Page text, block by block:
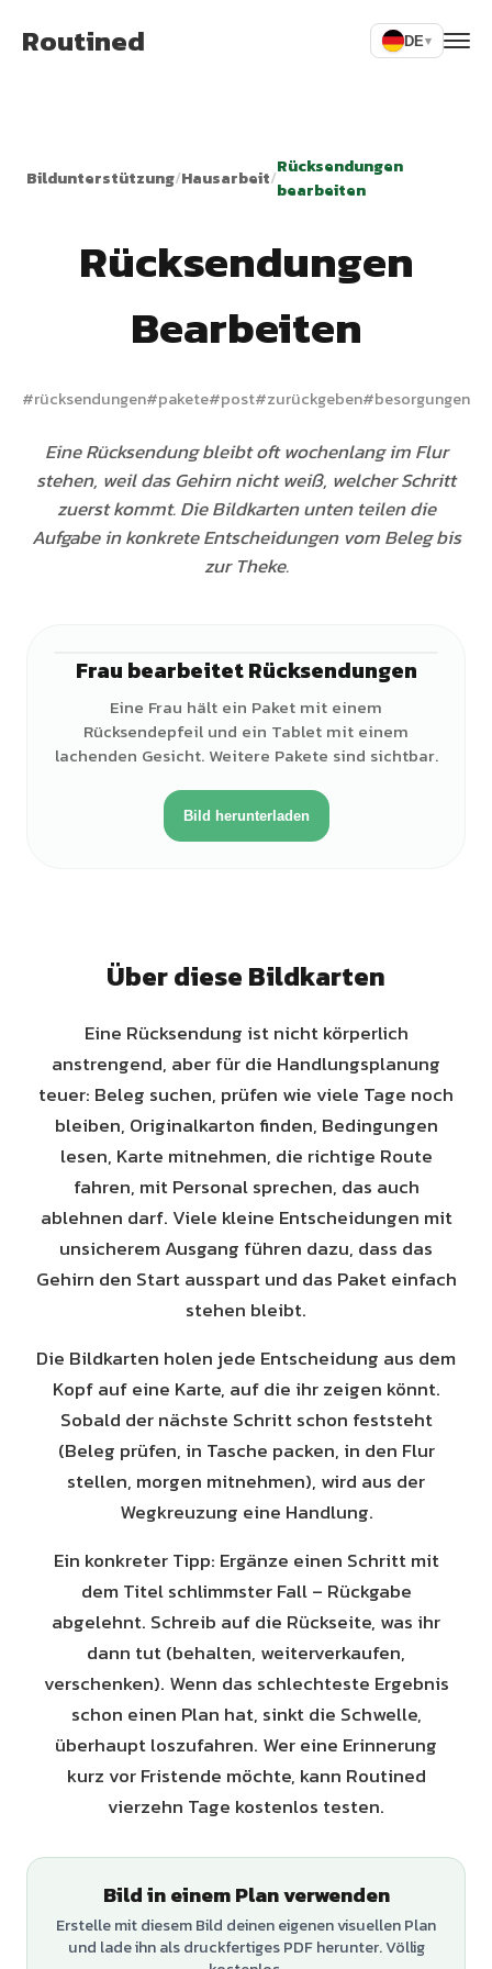
Routined DE▾
Bildunterstützung/Hausarbeit/Rücksendungen
bearbeiten
Rücksendungen
Bearbeiten
#rücksendungen#pakete#post#zurückgeben#besorgungen
Eine Rücksendung bleibt oft wochenlang im Flur
stehen, weil das Gehirn nicht weiß, welcher Schritt
zuerst kommt. Die Bildkarten unten teilen die
Aufgabe in konkrete Entscheidungen vom Beleg bis
zur Theke.
♀
Frau bearbeitet Rücksendungen
Eine Frau hält ein Paket mit einem
Rücksendepfeil und ein Tablet mit einem
lachenden Gesicht. Weitere Pakete sind sichtbar.
Bild herunterladen
Über diese Bildkarten
Eine Rücksendung ist nicht körperlich
anstrengend, aber für die Handlungsplanung
teuer: Beleg suchen, prüfen wie viele Tage noch
bleiben, Originalkarton finden, Bedingungen
lesen, Karte mitnehmen, die richtige Route
fahren, mit Personal sprechen, das auch
ablehnen darf. Viele kleine Entscheidungen mit
unsicherem Ausgang führen dazu, dass das
Gehirn den Start ausspart und das Paket einfach
stehen bleibt.
Die Bildkarten holen jede Entscheidung aus dem
Kopf auf eine Karte, auf die ihr zeigen könnt.
Sobald der nächste Schritt schon feststeht
(Beleg prüfen, in Tasche packen, in den Flur
stellen, morgen mitnehmen), wird aus der
Wegkreuzung eine Handlung.
Ein konkreter Tipp: Ergänze einen Schritt mit
dem Titel schlimmster Fall – Rückgabe
abgelehnt. Schreib auf die Rückseite, was ihr
dann tut (behalten, weiterverkaufen,
verschenken). Wenn das schlechteste Ergebnis
schon einen Plan hat, sinkt die Schwelle,
überhaupt loszufahren. Wer eine Erinnerung
kurz vor Fristende möchte, kann Routined
vierzehn Tage kostenlos testen.
Bild in einem Plan verwenden
Erstelle mit diesem Bild deinen eigenen visuellen Plan
und lade ihn als druckfertiges PDF herunter. Völlig